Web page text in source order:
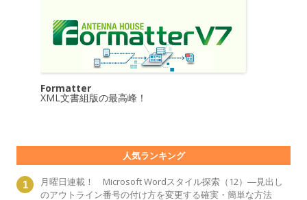
Formatter
XML文書組版の最高峰！
人気ランキング
月曜日連載！ Microsoft Wordスタイル探索（12）―見出し
のアウトライン番号の付け方を変更する確実・簡単な方法